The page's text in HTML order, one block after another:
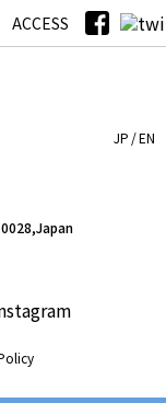
ACCESS
クロの家
JP EN